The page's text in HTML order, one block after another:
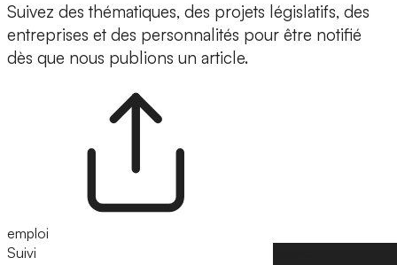
Suivez des thématiques, des projets législatifs, des
entreprises et des personnalités pour être notifié
dès que nous publions un article.
emploi
Suivi